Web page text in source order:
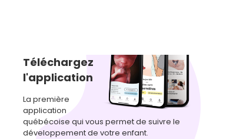
Téléchargez
l'application
La première
application
québécoise qui vous permet de suivre le
développement de votre enfant.